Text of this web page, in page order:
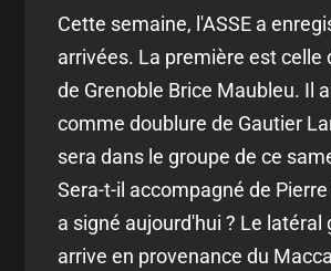
Cette semaine, l'ASSE a
arrivées. La première est celle
de Grenoble Brice Maubleu. Il
comme doublure de Gautier
sera dans le groupe de ce
Sera-t-il accompagné de
a signé aujourd'hui ? Le latéral
arrive en provenance du